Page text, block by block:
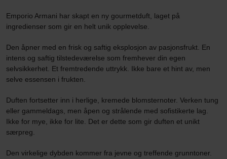
Emporio Armani har skapt en ny gourmetduft, laget på
ingredienser som gir en helt unik opplevelse.
Den åpner med en frisk og saftig eksplosjon av pasjonsfrukt. En
intens og saftig tilstedeværelse som fremhever din egen
selvsikkerhet. Et fremtredende uttrykk. Ikke bare et hint av, men
selve essensen i frukten.
Duften fortsetter inn i herlige, kremede blomsternoter. Verken tung
eller gammeldags, men åpen og strålende med sofistikerte lag.
Ikke for mye, ikke for lite. Det er dette som gir duften et unikt
særpreg.
Den virkelige dybden kommer fra jevne og treffende grunntoner.